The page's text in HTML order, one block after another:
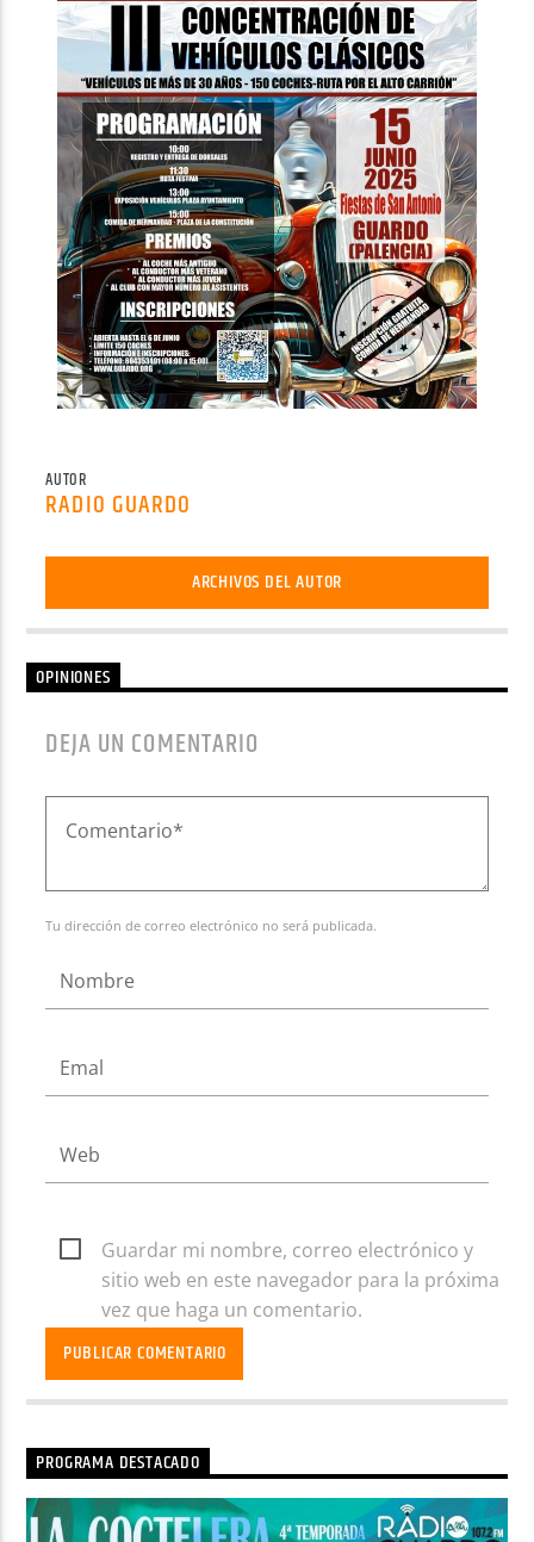
AUTOR
RADIO GUARDO
ARCHIVOS DEL AUTOR
OPINIONES
DEJA UN COMENTARIO
Tu dirección de correo electrónico no será publicada.
Guardar mi nombre, correo electrónico y
sitio web en este navegador para la próxima
vez que haga un comentario.
PROGRAMA DESTACADO